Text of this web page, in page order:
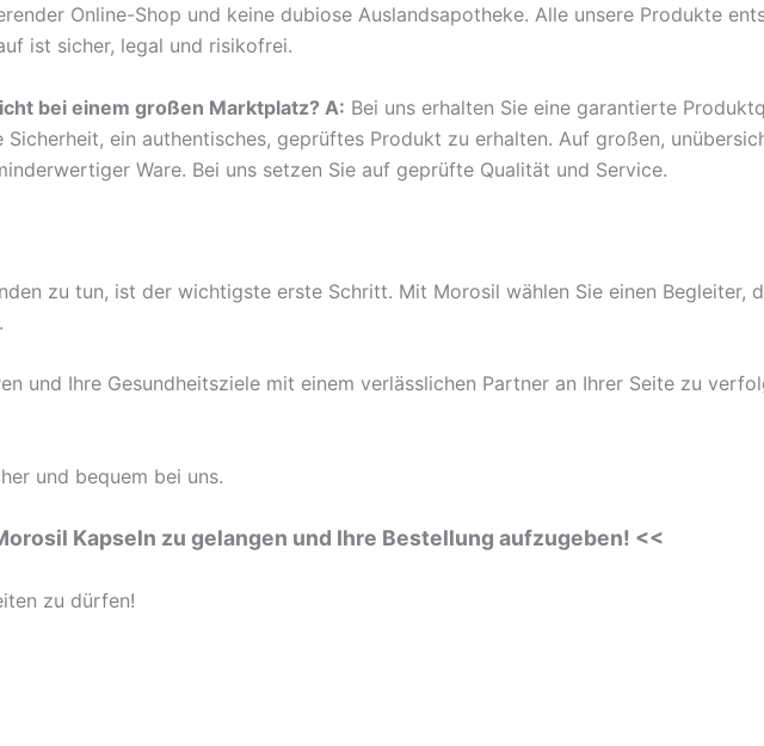
Online-Shop und keine dubiose Auslandsapotheke. Alle unsere Produkte
ist sicher, legal und risikofrei.
bei einem großen Marktplatz? A: Bei uns erhalten Sie eine garantierte
Sicherheit, ein authentisches, geprüftes Produkt zu erhalten. Auf großen,
Ware. Bei uns setzen Sie auf geprüfte Qualität und Service.
zu tun, ist der wichtigste erste Schritt. Mit Morosil wählen Sie einen Begleiter,
und Ihre Gesundheitsziele mit einem verlässlichen Partner an Ihrer Seite zu
und bequem bei uns.
Kapseln zu gelangen und Ihre Bestellung aufzugeben! <<
zu dürfen!